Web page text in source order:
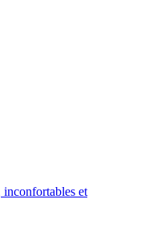
inconfortables et